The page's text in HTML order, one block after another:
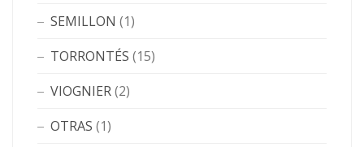
SEMILLON (1)
TORRONTÉS (15)
VIOGNIER(2)
OTRAS (1)